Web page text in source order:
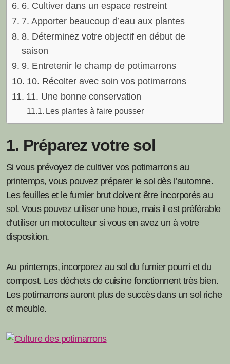
6. Cultiver dans un espace restreint
7. Apporter beaucoup d’eau aux plantes
8. Déterminez votre objectif en début de
saison
9. Entretenir le champ de potimarrons
10. Récolter avec soin vos potimarrons
11. Une bonne conservation
Les plantes à faire pousser
1. Préparez votre sol
Si vous prévoyez de cultiver vos potimarrons au
printemps, vous pouvez préparer le sol dès l’automne.
Les feuilles et le fumier brut doivent être incorporés au
sol. Vous pouvez utiliser une houe, mais il est préférable
d’utiliser un motoculteur si vous en avez un à votre
disposition.
Au printemps, incorporez au sol du fumier pourri et du
compost. Les déchets de cuisine fonctionnent très bien.
Les potimarrons auront plus de succès dans un sol riche
et meuble.